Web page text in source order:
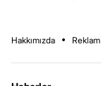
Hakkımızda Reklam